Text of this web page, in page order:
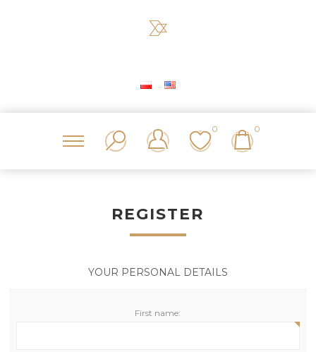
0 0
REGISTER
YOUR PERSONAL DETAILS
First name: